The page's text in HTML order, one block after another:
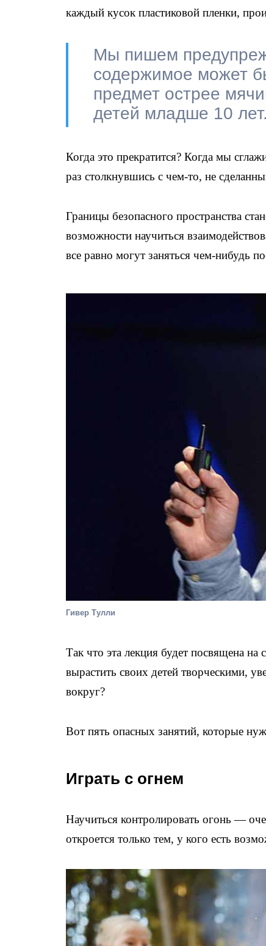
каждый кусок пластиковой пленки,
Мы пишем
содержимое может
предмет острее
детей младше 10 лет.
Когда это прекратится? Когда мы
раз столкнувшись с чем-то, не
Границы безопасного пространства
возможности научиться
все равно могут заняться чем-нибудь
Гивер Тулли
Так что эта лекция будет посвящена
вырастить своих детей творческими,
вокруг?
Вот пять опасных занятий, которые
Играть с огнем
Научиться контролировать огонь —
откроется только тем, у кого есть